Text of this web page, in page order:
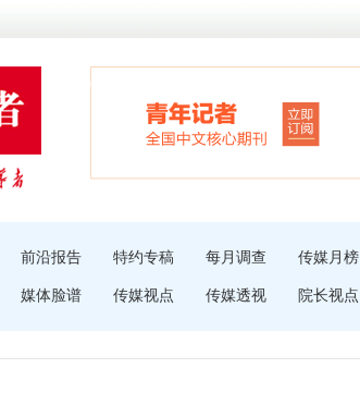
前沿报告 特约专稿 每月调查 传媒月榜
媒体脸谱 传媒视点 传媒透视 院长视点